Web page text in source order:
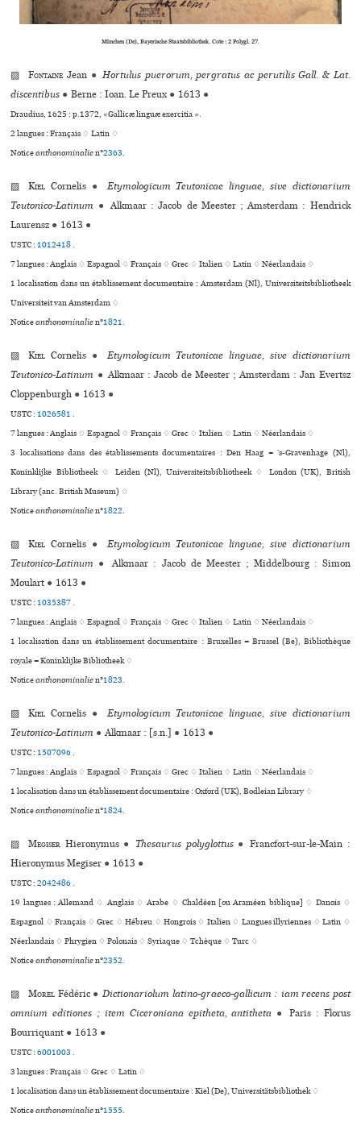
München (De), Bayerische Staatsbibliothek. Cote : 2 Polygl. 27.
▨Fontaine Jean ● Hortulus puerorum, pergratus ac perutilis Gall. & Lat.
discentibus ● Berne : Ioan. Le Preux ● 1613 ●
Draudius, 1625 : p.1372, «Gallicæ linguæ exercitia ».
2 langues :Français ♢Latin ♢
Noticeanthonominalien°2363.
▨Kiel Cornelis ●
Etymologicum Teutonicae linguae, sive dictionarium
Teutonico-Latinum ● Alkmaar : Jacob de Meester ; Amsterdam : Hendrick
Laurensz ● 1613 ●
USTC : 1012418.
7 langues :Anglais ♢Espagnol ♢Français ♢Grec ♢Italien ♢Latin ♢Néerlandais ♢
1 localisation dans un établissement documentaire : Amsterdam (Nl), Universiteitsbibliotheek
Universiteit van Amsterdam ♢
Noticeanthonominalien°1821.
▨Kiel Cornelis ●
Etymologicum Teutonicae linguae, sive dictionarium
Teutonico-Latinum ● Alkmaar : Jacob de Meester ; Amsterdam : Jan Evertsz
Cloppenburgh ● 1613 ●
USTC : 1026581.
7 langues :Anglais ♢Espagnol ♢Français ♢Grec ♢Italien ♢Latin ♢Néerlandais ♢
3 localisations dans des établissements documentaires : Den Haag = ’s-Gravenhage (Nl),
Koninklijke Bibliotheek ♢ Leiden (Nl), Universiteitsbibliotheek ♢ London (UK), British
Library (anc. British Museum) ♢
Noticeanthonominalien°1822.
▨Kiel Cornelis ●
Etymologicum Teutonicae linguae, sive dictionarium
Teutonico-Latinum ● Alkmaar : Jacob de Meester ; Middelbourg : Simon
Moulart ● 1613 ●
USTC : 1035387.
7 langues :Anglais ♢Espagnol ♢Français ♢Grec ♢Italien ♢Latin ♢Néerlandais ♢
1 localisation dans un établissement documentaire : Bruxelles = Brussel (Be), Bibliothèque
royale = Koninklijke Bibliotheek ♢
Noticeanthonominalien°1823.
▨Kiel Cornelis ●
Etymologicum Teutonicae linguae, sive dictionarium
Teutonico-Latinum ● Alkmaar : [s.n.] ● 1613 ●
USTC : 1507096.
7 langues :Anglais ♢Espagnol ♢Français ♢Grec ♢Italien ♢Latin ♢Néerlandais ♢
1 localisation dans un établissement documentaire : Oxford (UK), Bodleian Library ♢
Noticeanthonominalien°1824.
▨Megiser Hieronymus ● Thesaurus polyglottus ● Francfort-sur-le-Main :
Hieronymus Megiser ● 1613 ●
USTC :2042486.
19 langues :Allemand ♢Anglais ♢Arabe ♢Chaldéen [ou Araméen biblique] ♢Danois ♢
Espagnol ♢Français ♢Grec ♢Hébreu ♢Hongrois ♢Italien ♢Langues illyriennes ♢Latin ♢
Néerlandais ♢Phrygien ♢Polonais ♢Syriaque ♢Tchèque ♢Turc ♢
Noticeanthonominalien°2352.
▨Morel Fédéric ● Dictionariolum latino-graeco-gallicum : iam recens post
omnium editiones ; item Ciceroniana epitheta, antitheta ● Paris : Florus
Bourriquant ● 1613 ●
USTC :6001003.
3 langues :Français ♢Grec ♢Latin ♢
1 localisation dans un établissement documentaire : Kiel (De), Universitätsbibliothek ♢
Noticeanthonominalien°1555.